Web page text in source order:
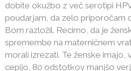
dobite okužbo z več serotipi
poudarjam, da zelo priporočam
Bom razložil. Recimo, da je
spremembe na materničnem
morali izrezati. Te ženske
cepijo, 80 odstotkov manjšo